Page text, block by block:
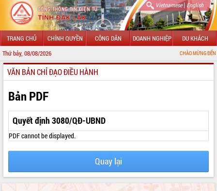
Vietnamese| English
TRANG CHỦ CHÍNH QUYỀN CÔNG DÂN DOANH NGHIỆP DU KHÁCH
Thứ bảy, 08/08/2026 CHÀO MỪNG ĐẾN VỚI CỔNG
GIỚI THIỆU
LÃNH ĐẠO UBND TỈNH
TIN TỨC SỰ KIỆN
SỞ, BAN, NGÀNH
UBND CÁC XÃ, PHƯỜNG
THÔNG TIN CHỈ ĐẠO ĐIỀU HÀNH
VĂN BẢN CHỈ ĐẠO ĐIỀU HÀNH
Bản PDF
Quyết định 3080/QĐ-UBND
PDF cannot be displayed.
Quay lại